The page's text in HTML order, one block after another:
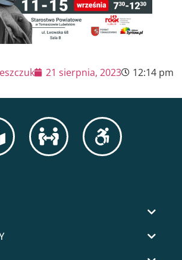
21 sierpnia, 2023 12:14 pm